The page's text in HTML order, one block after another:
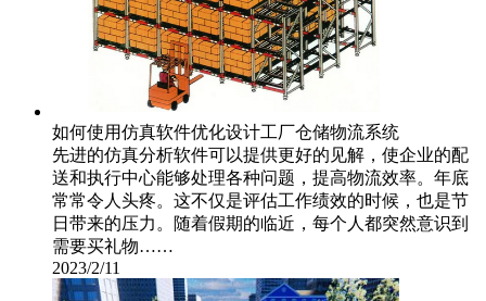
如何使用仿真软件优化设计工厂仓储物流系统
先进的仿真分析软件可以提供更好的见解，使企业的配
送和执行中心能够处理各种问题，提高物流效率。年底
常常令人头疼。这不仅是评估工作绩效的时候，也是节
日带来的压力。随着假期的临近，每个人都突然意识到
需要买礼物……
2023/2/11